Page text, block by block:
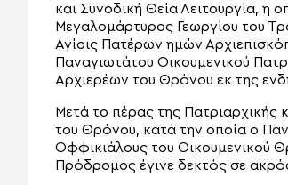
και Συνοδική Θεία Λειτουργία, η
Μεγαλομάρτυρος Γεωργίου του
Αγίοις Πατέρων ημών
Παναγιωτάτου Οικουμενικού
Αρχιερέων του Θρόνου εκ της
Μετά το πέρας της Πατριαρχικής
του Θρόνου, κατά την οποία ο
Οφφικιάλους του Οικουμενικού
Πρόδρομος έγινε δεκτός σε